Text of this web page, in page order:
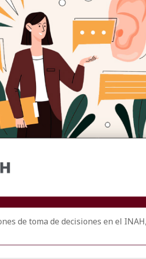
de toma de decisiones en el